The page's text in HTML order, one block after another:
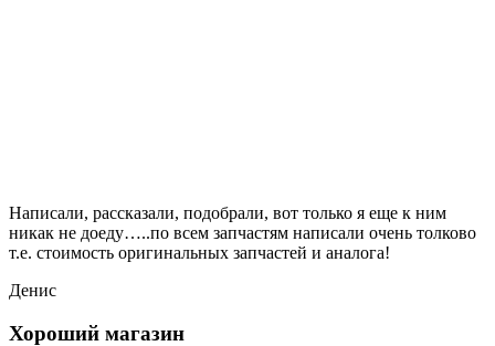
Написали, рассказали, подобрали, вот только я еще к ним
никак не доеду…..по всем запчастям написали очень толково
т.е. стоимость оригинальных запчастей и аналога!
Денис
Хороший магазин